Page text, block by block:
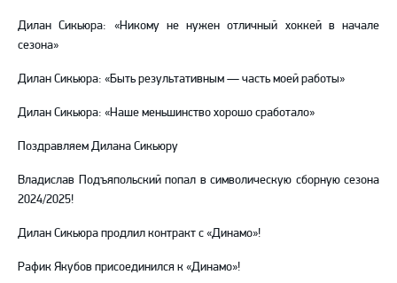
Дилан Сикьюра: «Никому не нужен отличный хоккей в начале
сезона»
Дилан Сикьюра: «Быть результативным — часть моей работы»
Дилан Сикьюра: «Наше меньшинство хорошо сработало»
Поздравляем Дилана Сикьюру
Владислав Подъяпольский попал в символическую сборную сезона
2024/2025!
Дилан Сикьюра продлил контракт с «Динамо»!
Рафик Якубов присоединился к «Динамо»!